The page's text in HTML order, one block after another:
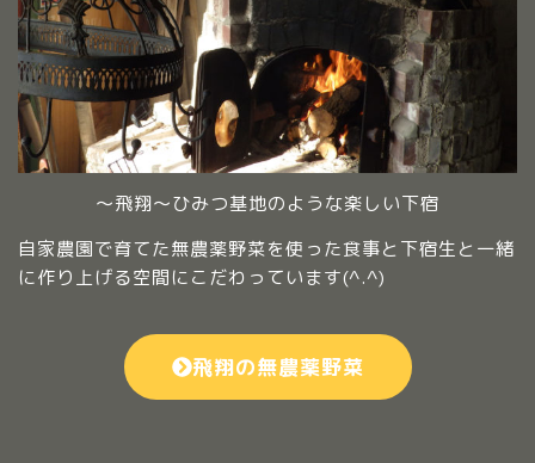
～飛翔～ひみつ基地のような楽しい下宿
自家農園で育てた無農薬野菜を使った食事と下宿生と一緒
に作り上げる空間にこだわっています(^.^)
飛翔の無農薬野菜